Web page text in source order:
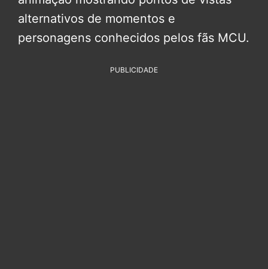
alternativos de momentos e
personagens conhecidos pelos fãs MCU.
PUBLICIDADE